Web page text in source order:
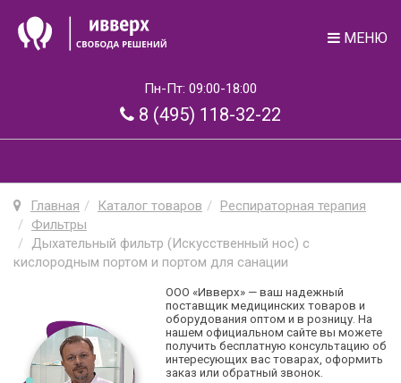
МЕНЮ
Пн-Пт: 09:00-18:00
8 (495) 118-32-22
Главная Каталог товаров
Респираторная терапия
Фильтры
Дыхательный фильтр (Искусственный нос) с
кислородным портом и портом для санации
ООО «Ивверх» — ваш надежный
поставщик медицинских товаров и
оборудования оптом и в розницу. На
нашем официальном сайте вы можете
получить бесплатную консультацию об
интересующих вас товарах, оформить
заказ или обратный звонок.